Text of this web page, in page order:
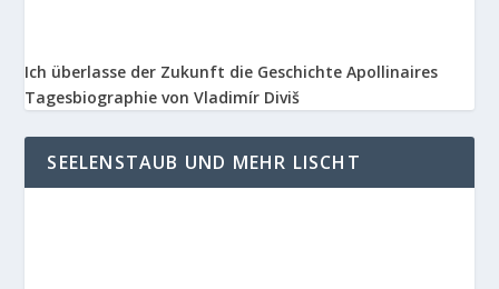
Ich überlasse der Zukunft die Geschichte Apollinaires
Tagesbiographie von Vladimír Diviš
SEELENSTAUB UND MEHR LISCHT